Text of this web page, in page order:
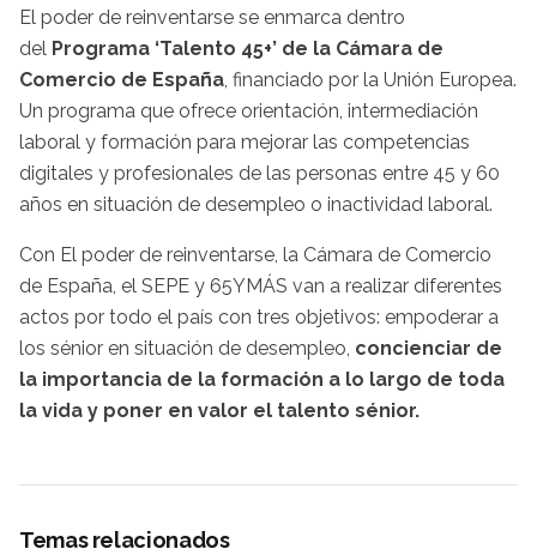
El poder de reinventarse se enmarca dentro
del Programa ‘Talento 45+’ de la Cámara de
Comercio de España, financiado por la Unión Europea.
Un programa que ofrece orientación, intermediación
laboral y formación para mejorar las competencias
digitales y profesionales de las personas entre 45 y 60
años en situación de desempleo o inactividad laboral.
Con El poder de reinventarse, la Cámara de Comercio
de España, el SEPE y 65YMÁS van a realizar diferentes
actos por todo el país con tres objetivos: empoderar a
los sénior en situación de desempleo, concienciar de
la importancia de la formación a lo largo de toda
la vida y poner en valor el talento sénior.
Temas relacionados